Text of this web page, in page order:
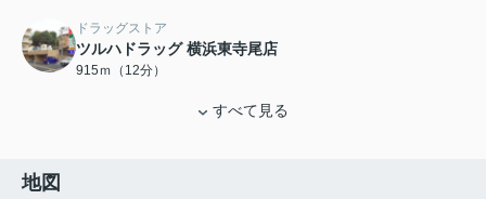
ドラッグストア
ツルハドラッグ 横浜東寺尾店
915ｍ（12分）
すべて見る
地図